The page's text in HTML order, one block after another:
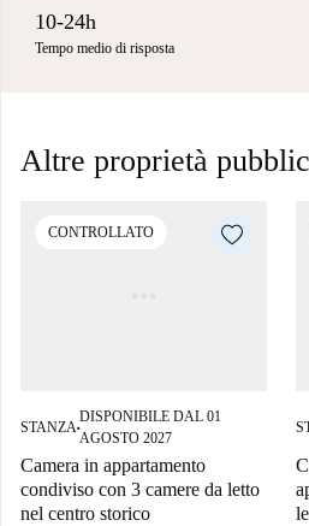
10-24h
Tempo medio di risposta
Altre proprietà
CONTROLLATO
STANZA■
DISPONIBILE DAL 01
AGOSTO 2027
Camera in appartamento
condiviso con 3 camere da letto
nel centro storico